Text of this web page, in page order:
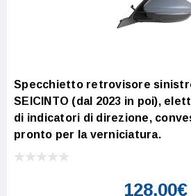
Specchietto retrovisore
SEICINTO (dal 2023 in poi),
di indicatori di direzione,
pronto per la verniciatura.
128,00€